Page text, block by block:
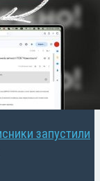
запустили